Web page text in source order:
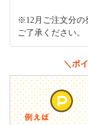
※12月ご注文分の
ご了承ください。
＼ポ